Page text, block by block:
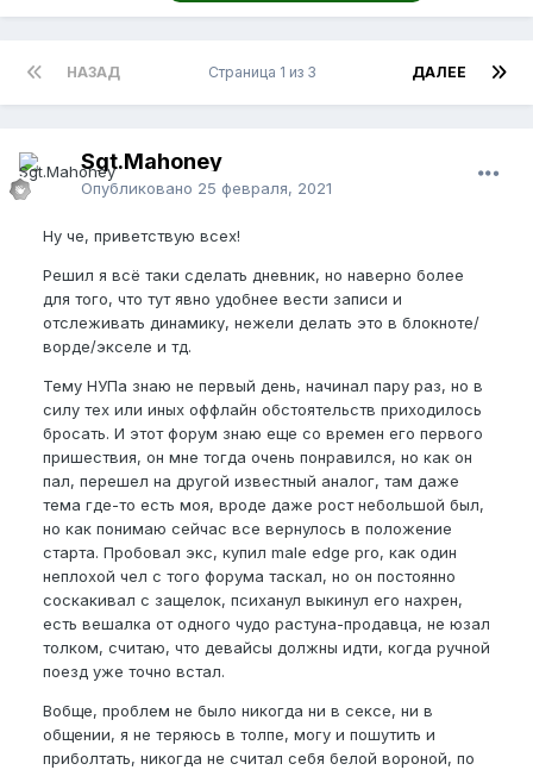
НАЗАД ДАЛЕЕ
Страница 1 из 3
Sgt.Mahoney
Опубликовано 25 февраля, 2021
Ну че, приветствую всех!
Решил я всё таки сделать дневник, но наверно более
для того, что тут явно удобнее вести записи и
отслеживать динамику, нежели делать это в блокноте/
ворде/экселе и тд.
Тему НУПа знаю не первый день, начинал пару раз, но в
силу тех или иных оффлайн обстоятельств приходилось
бросать. И этот форум знаю еще со времен его первого
пришествия, он мне тогда очень понравился, но как он
пал, перешел на другой известный аналог, там даже
тема где-то есть моя, вроде даже рост небольшой был,
но как понимаю сейчас все вернулось в положение
старта. Пробовал экс, купил male edge pro, как один
неплохой чел с того форума таскал, но он постоянно
соскакивал с защелок, психанул выкинул его нахрен,
есть вешалка от одного чудо растуна-продавца, не юзал
толком, считаю, что девайсы должны идти, когда ручной
поезд уже точно встал.
Вобще, проблем не было никогда ни в сексе, ни в
общении, я не теряюсь в толпе, могу и пошутить и
приболтать, никогда не считал себя белой вороной, по